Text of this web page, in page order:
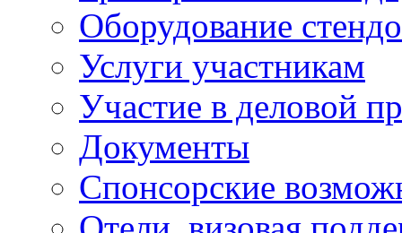
Оборудование
Услуги участникам
Участие в деловой
Документы
Спонсорские